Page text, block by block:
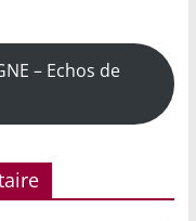
– Echos de